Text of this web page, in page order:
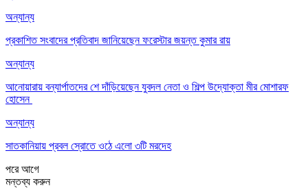
অন্যান্য
প্রকাশিত সংবাদের প্রতিবাদ জানিয়েছেন ফরেস্টার জয়ন্ত কুমার রায়
অন্যান্য
আনোয়ারায় বন্যার্পাতদের শে দাঁড়িয়েছেন যুবদল নেতা ও শিল্প উদ্যোক্তা মীর মোশারফ
হোসেন ‎
অন্যান্য
সাতকানিয়ায় প্রবল স্রোতে ওঠে এলো ৩টি মরদেহ
পরেআগে
মন্তব্য করুন